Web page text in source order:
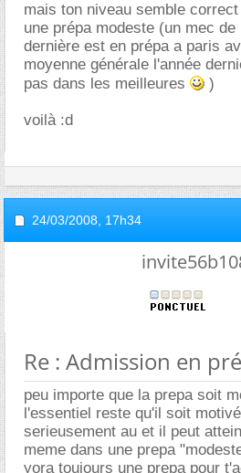
mais ton niveau semble
une prépa modeste (un mec
dernière est en prépa a paris
moyenne générale l'année
pas dans les meilleures
)
voilà :d
24/03/2008, 17h34
Re : Admission en
peu importe que la prepa soit
l'essentiel reste qu'il soit
serieusement au et il peut
meme dans une prepa
yora toujours une prepa pour